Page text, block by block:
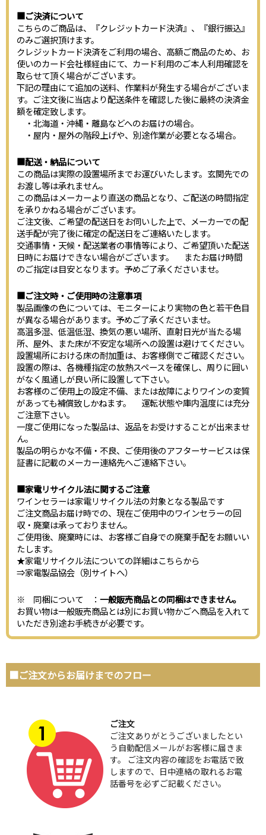
■ご決済について
こちらのご商品は、『クレジットカード決済』、『銀行振込』
のみご選択頂けます。
クレジットカード決済をご利用の場合、高額ご商品のため、お
使いのカード会社様経由にて、カード利用のご本人利用確認を
取らせて頂く場合がございます。
下記の理由にて追加の送料、作業料が発生する場合がございま
す。ご注文後に当店より配送条件を確認した後に最終の決済金
額を確定致します。
・北海道・沖縄・離島などへのお届けの場合。
・屋内・屋外の階段上げや、別途作業が必要となる場合。
■配送・納品について
この商品は実際の設置場所までお運びいたします。玄関先での
お渡し等は承れません。
この商品はメーカーより直送の商品となり、ご配送の時間指定
を承りかねる場合がございます。
ご注文後、ご希望の配送日をお伺いした上で、メーカーでの配
送手配が完了後に確定の配送日をご連絡いたします。
交通事情・天候・配送業者の事情等により、ご希望頂いた配送
日時にお届けできない場合がございます。 またお届け時間
のご指定は目安となります。予めご了承くださいませ。
■ご注文時・ご使用時の注意事項
製品画像の色については、モニターにより実物の色と若干色目
が異なる場合があります。予めご了承くださいませ。
高温多湿、低温低湿、換気の悪い場所、直射日光が当たる場
所、屋外、また床が不安定な場所への設置は避けてください。
設置場所における床の耐加重は、お客様側でご確認ください。
設置の際は、各機種指定の放熱スペースを確保し、周りに囲い
がなく風通しが良い所に設置して下さい。
お客様のご使用上の設定不備、または故障によりワインの変質
があっても補償致しかねます。 運転状態や庫内温度には充分
ご注意下さい。
一度ご使用になった製品は、返品をお受けすることが出来ませ
ん。
製品の明らかな不備・不良、ご使用後のアフターサービスは保
証書に記載のメーカー連絡先へご連絡下さい。
■家電リサイクル法に関するご注意
ワインセラーは家電リサイクル法の対象となる製品です
ご注文商品お届け時での、現在ご使用中のワインセラーの回
収・廃棄は承っておりません。
ご使用後、廃棄時には、お客様ご自身での廃棄手配をお願いい
たします。
★家電リサイクル法についての詳細はこちらから
⇒家電製品協会（別サイトへ）
※ 同梱について ： 一般販売商品との同梱はできません。
お買い物は一般販売商品とは別にお買い物かごへ商品を入れて
いただき別途お手続きが必要です。
■ご注文からお届けまでのフロー
ご注文
ご注文ありがとうございましたとい
う自動配信メールがお客様に届きま
す。 ご注文内容の確認をお電話で致
しますので、日中連絡の取れるお電
話番号を必ずご記載ください。